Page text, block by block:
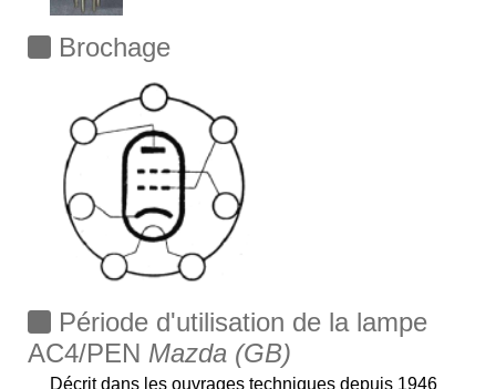
Brochage
Période d'utilisation de la lampe
AC4/PEN Mazda (GB)
Décrit dans les ouvrages techniques depuis 1946